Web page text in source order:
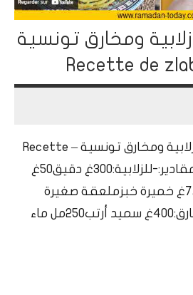
ومخارق تونسية
طريقة تحضير وصفة زلابية ومخارق تونسية – Recette
de zlabia mkharek المقادير:-للزلابية:300غ دقيق50غ
نشاء400مل ماء دافئ7غ خميرة خبزملعقة صغيرة
كركمرشة ملح -للمخارق:400غ سميد أرتب250مل ماء